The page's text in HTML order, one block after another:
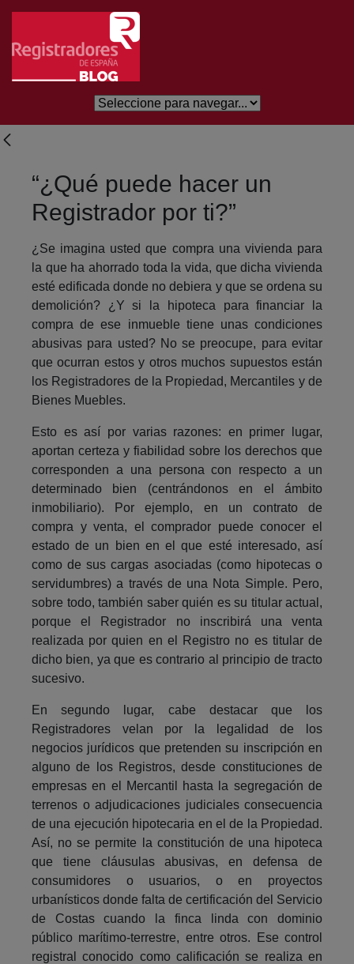
Salta al contingut principal
“¿Qué puede hacer un
Registrador por ti?”
¿Se imagina usted que compra una vivienda para
la que ha ahorrado toda la vida, que dicha vivienda
esté edificada donde no debiera y que se ordena su
demolición? ¿Y si la hipoteca para financiar la
compra de ese inmueble tiene unas condiciones
abusivas para usted? No se preocupe, para evitar
que ocurran estos y otros muchos supuestos están
los Registradores de la Propiedad, Mercantiles y de
Bienes Muebles.
Esto es así por varias razones: en primer lugar,
aportan certeza y fiabilidad sobre los derechos que
corresponden a una persona con respecto a un
determinado bien (centrándonos en el ámbito
inmobiliario). Por ejemplo, en un contrato de
compra y venta, el comprador puede conocer el
estado de un bien en el que esté interesado, así
como de sus cargas asociadas (como hipotecas o
servidumbres) a través de una Nota Simple. Pero,
sobre todo, también saber quién es su titular actual,
porque el Registrador no inscribirá una venta
realizada por quien en el Registro no es titular de
dicho bien, ya que es contrario al principio de tracto
sucesivo.
En segundo lugar, cabe destacar que los
Registradores velan por la legalidad de los
negocios jurídicos que pretenden su inscripción en
alguno de los Registros, desde constituciones de
empresas en el Mercantil hasta la segregación de
terrenos o adjudicaciones judiciales consecuencia
de una ejecución hipotecaria en el de la Propiedad.
Así, no se permite la constitución de una hipoteca
que tiene cláusulas abusivas, en defensa de
consumidores o usuarios, o en proyectos
urbanísticos donde falta de certificación del Servicio
de Costas cuando la finca linda con dominio
público marítimo-terrestre, entre otros. Ese control
registral conocido como calificación se realiza en